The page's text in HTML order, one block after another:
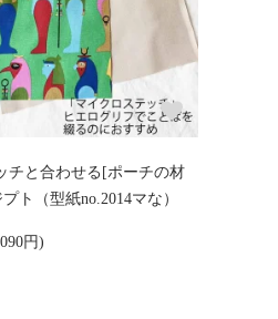
チと合わせる[ポーチの材
ト（型紙no.2014マな）
円)